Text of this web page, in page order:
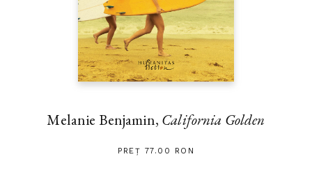
Melanie Benjamin, California Golden
PREȚ 77.00 RON